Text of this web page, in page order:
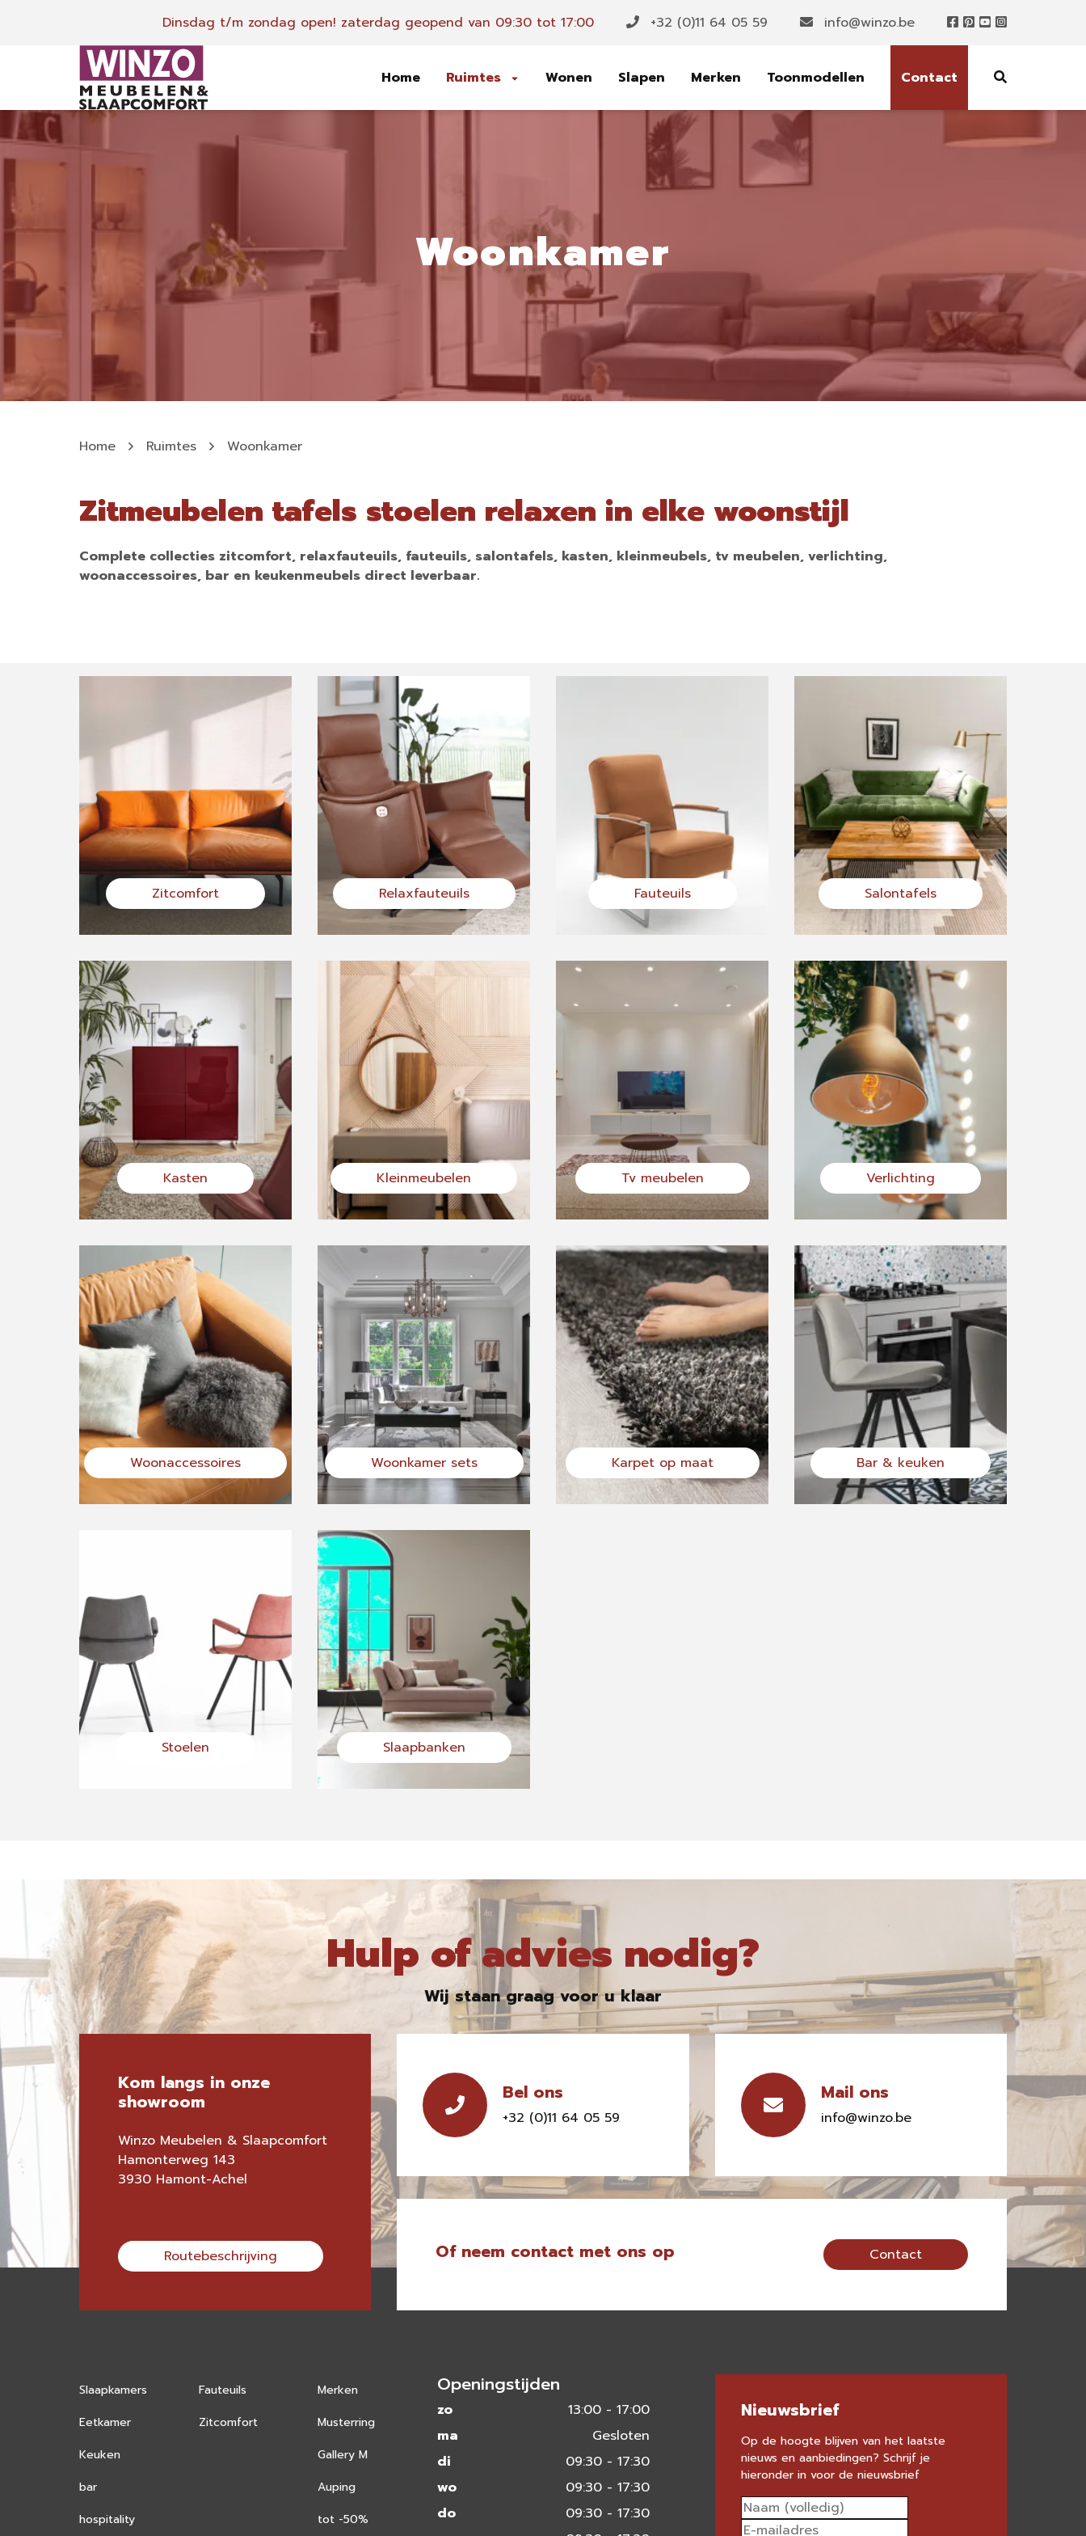
Dinsdag t/m zondag open! zaterdag geopend van 09:30 tot 17:00 +32 (0)11 64 05 59 info@winzo.be
Home Ruimtes Wonen Slapen Merken Toonmodellen Contact
Woonkamer
Home Ruimtes Woonkamer
Zitmeubelen tafels stoelen relaxen in elke woonstijl
Complete collecties zitcomfort, relaxfauteuils, fauteuils, salontafels, kasten, kleinmeubels, tv meubelen, verlichting,
woonaccessoires, bar en keukenmeubels direct leverbaar.
Zitcomfort Relaxfauteuils Fauteuils Salontafels
Kasten Kleinmeubelen Tv meubelen Verlichting
Woonaccessoires Woonkamer sets Karpet op maat Bar & keuken
Stoelen Slaapbanken
Hulp of advies nodig?
Wij staan graag voor u klaar
Kom langs in onze
showroom
Winzo Meubelen & Slaapcomfort
Hamonterweg 143
3930 Hamont-Achel
Routebeschrijving
Bel ons
+32 (0)11 64 05 59
Mail ons
info@winzo.be
Of neem contact met ons op Contact
Slaapkamers
Eetkamer
Keuken
bar
hospitality
Fauteuils
Zitcomfort
Merken
Musterring
Gallery M
Auping
tot -50%
Openingstijden
zo
13:00 - 17:00
ma
Gesloten
di
09:30 - 17:30
wo
09:30 - 17:30
do
09:30 - 17:30
Nieuwsbrief
Op de hoogte blijven van het laatste
nieuws en aanbiedingen? Schrijf je
hieronder in voor de nieuwsbrief